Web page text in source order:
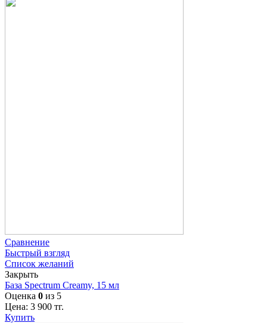
Сравнение
Быстрый взгляд
Список желаний
Закрыть
База Spectrum Creamy, 15 мл
Оценка 0 из 5
Цена: 3 900 тг.
Купить